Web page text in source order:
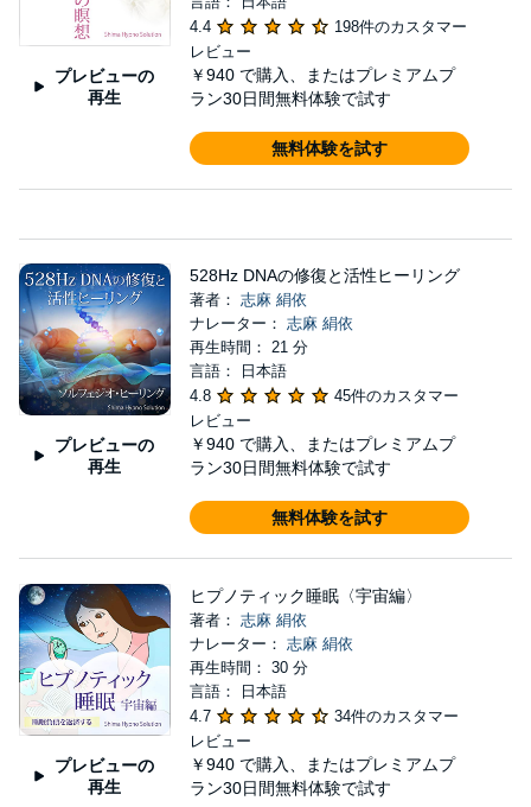
プレビューの
再生
4.4
198件のカスタマー
レビュー
￥940 で購入、またはプレミアムプ
ラン30日間無料体験で試す
無料体験を試す
プレビューの
再生
528Hz DNAの修復と活性ヒーリング
著者： 志麻 絹依
ナレーター： 志麻 絹依
再生時間： 21 分
言語： 日本語
4.8
45件のカスタマー
レビュー
￥940 で購入、またはプレミアムプ
ラン30日間無料体験で試す
無料体験を試す
プレビューの
再生
ヒプノティック睡眠〈宇宙編〉
著者： 志麻 絹依
ナレーター： 志麻 絹依
再生時間： 30 分
言語： 日本語
4.7
34件のカスタマー
レビュー
￥940 で購入、またはプレミアムプ
ラン30日間無料体験で試す